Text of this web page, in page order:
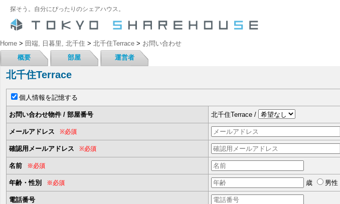
探そう。自分にぴったりのシェアハウス。
Home > 田端, 日暮里, 北千住 > 北千住Terrace > お問い合わせ
概要
部屋 運営者
北千住Terrace
個人情報を記憶する
お問い合わせ物件 / 部屋番号 北千住Terrace /
メールアドレス ※必須
確認用メールアドレス ※必須
名前 ※必須
年齢・性別 ※必須 歳 男性
電話番号